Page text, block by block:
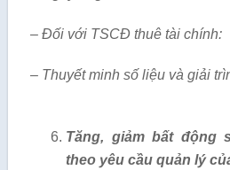
– Đối với TSCĐ thuê tài chính:
– Thuyết minh số liệu và giải
Tăng, giảm bất động
theo yêu cầu quản lý